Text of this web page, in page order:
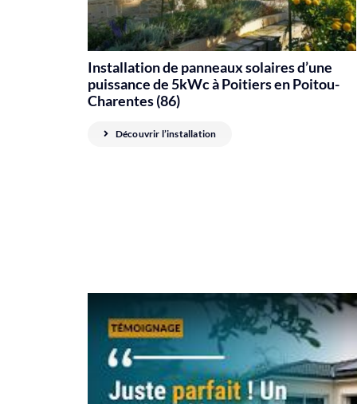
Installation de panneaux solaires d’une
puissance de 5kWc à Poitiers en Poitou-
Charentes (86)
Découvrir l’installation